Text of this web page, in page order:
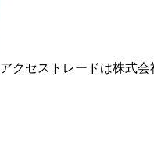
アクセストレードは株式